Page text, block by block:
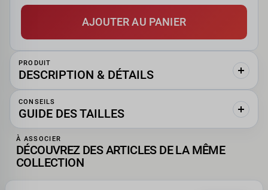
AJOUTER AU PANIER
PRODUIT
DESCRIPTION & DÉTAILS
CONSEILS
GUIDE DES TAILLES
À ASSOCIER
DÉCOUVREZ DES ARTICLES DE LA MÊME
COLLECTION